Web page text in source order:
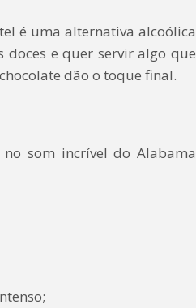
é uma alternativa alcoólica
doces e quer servir algo que
dão o toque final.
som incrível do Alabama